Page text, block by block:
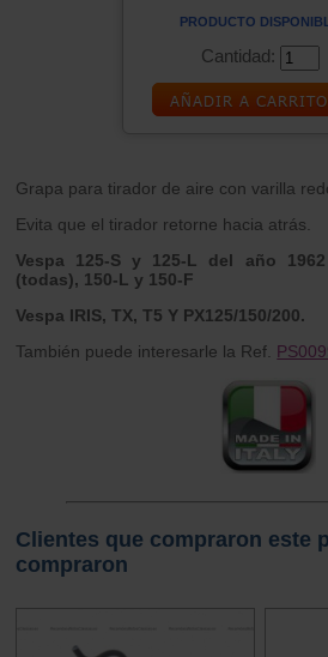
PRODUCTO
Cantidad:
Grapa para tirador de aire con varilla
Evita que el tirador retorne hacia atrás.
Vespa 125-S y 125-L del año
(todas), 150-L y 150-F
Vespa IRIS, TX, T5 Y PX125/150/200.
También puede interesarle la Ref.
Clientes que compraron este
compraron